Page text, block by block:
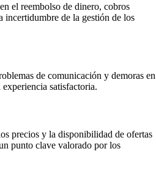
el reembolso de dinero, cobros
incertidumbre de la gestión de los
de comunicación y demoras en
satisfactoria.
precios y la disponibilidad de ofertas
punto clave valorado por los